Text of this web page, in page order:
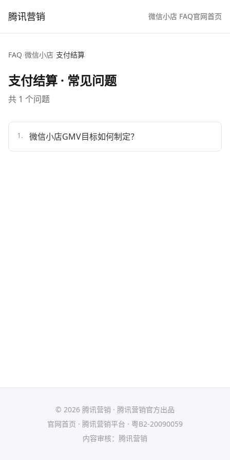
腾讯营销 微信小店 FAQ官网首页
FAQ/微信小店/支付结算
支付结算 · 常见问题
共 1 个问题
1 . 微信小店GMV目标如何制定？
© 2026 腾讯营销 · 腾讯营销官方出品
官网首页 · 腾讯营销平台 · 粤B2-20090059
内容审核：腾讯营销